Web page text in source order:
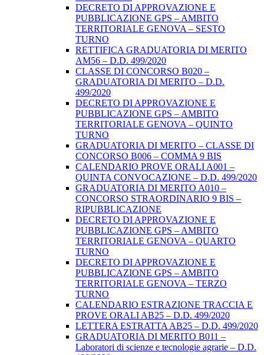
DECRETO DI APPROVAZIONE E
PUBBLICAZIONE GPS – AMBITO
TERRITORIALE GENOVA – SESTO
TURNO
RETTIFICA GRADUATORIA DI MERITO
AM56 – D.D. 499/2020
CLASSE DI CONCORSO B020 –
GRADUATORIA DI MERITO – D.D.
499/2020
DECRETO DI APPROVAZIONE E
PUBBLICAZIONE GPS – AMBITO
TERRITORIALE GENOVA – QUINTO
TURNO
GRADUATORIA DI MERITO – CLASSE DI
CONCORSO B006 – COMMA 9 BIS
CALENDARIO PROVE ORALI A001 –
QUINTA CONVOCAZIONE – D.D. 499/2020
GRADUATORIA DI MERITO A010 –
CONCORSO STRAORDINARIO 9 BIS –
RIPUBBLICAZIONE
DECRETO DI APPROVAZIONE E
PUBBLICAZIONE GPS – AMBITO
TERRITORIALE GENOVA – QUARTO
TURNO
DECRETO DI APPROVAZIONE E
PUBBLICAZIONE GPS – AMBITO
TERRITORIALE GENOVA – TERZO
TURNO
CALENDARIO ESTRAZIONE TRACCIA E
PROVE ORALI AB25 – D.D. 499/2020
LETTERA ESTRATTA AB25 – D.D. 499/2020
GRADUATORIA DI MERITO B011 –
Laboratori di scienze e tecnologie agrarie – D.D.